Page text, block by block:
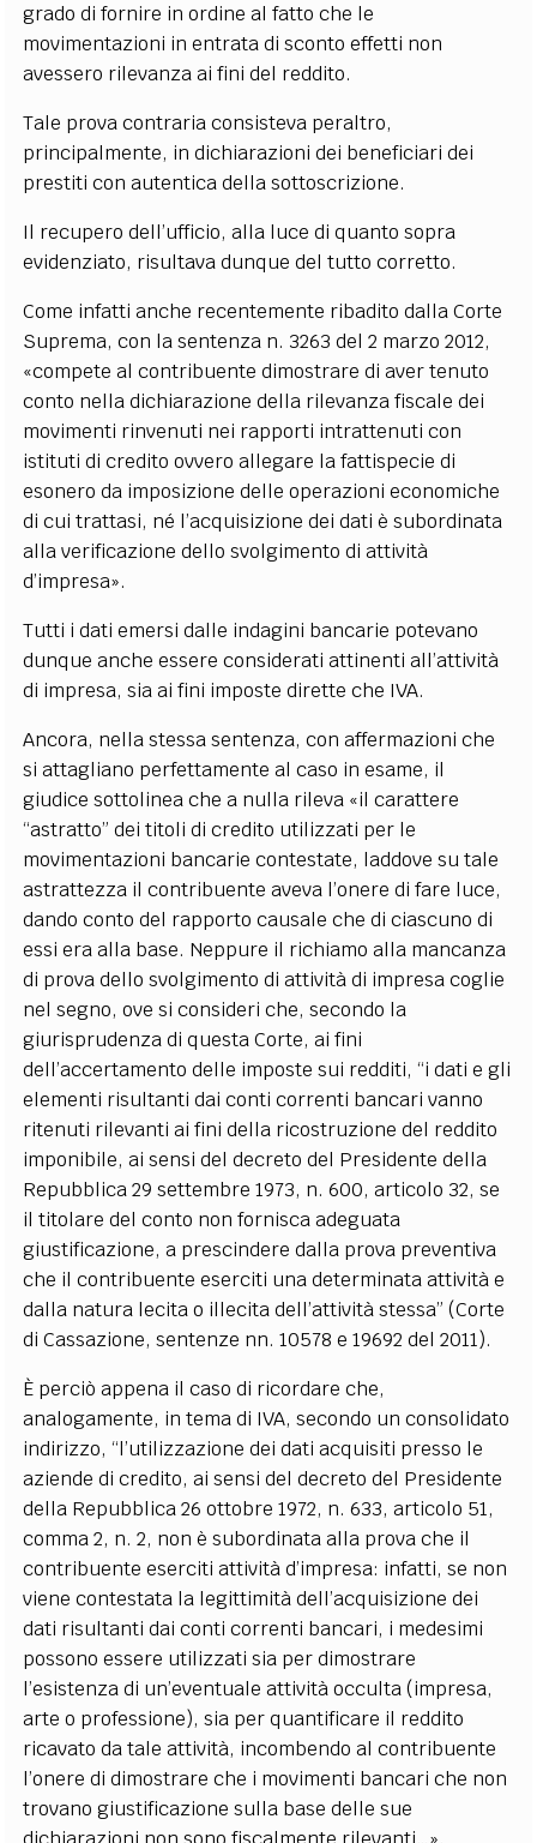
grado di fornire in ordine al fatto che le
movimentazioni in entrata di sconto effetti non
avessero rilevanza ai fini del reddito.
Tale prova contraria consisteva peraltro,
principalmente, in dichiarazioni dei beneficiari dei
prestiti con autentica della sottoscrizione.
Il recupero dell’ufficio, alla luce di quanto sopra
evidenziato, risultava dunque del tutto corretto.
Come infatti anche recentemente ribadito dalla Corte
Suprema, con la sentenza n. 3263 del 2 marzo 2012,
«compete al contribuente dimostrare di aver tenuto
conto nella dichiarazione della rilevanza fiscale dei
movimenti rinvenuti nei rapporti intrattenuti con
istituti di credito ovvero allegare la fattispecie di
esonero da imposizione delle operazioni economiche
di cui trattasi, né l’acquisizione dei dati è subordinata
alla verificazione dello svolgimento di attività
d’impresa».
Tutti i dati emersi dalle indagini bancarie potevano
dunque anche essere considerati attinenti all’attività
di impresa, sia ai fini imposte dirette che IVA.
Ancora, nella stessa sentenza, con affermazioni che
si attagliano perfettamente al caso in esame, il
giudice sottolinea che a nulla rileva «il carattere
“astratto” dei titoli di credito utilizzati per le
movimentazioni bancarie contestate, laddove su tale
astrattezza il contribuente aveva l’onere di fare luce,
dando conto del rapporto causale che di ciascuno di
essi era alla base. Neppure il richiamo alla mancanza
di prova dello svolgimento di attività di impresa coglie
nel segno, ove si consideri che, secondo la
giurisprudenza di questa Corte, ai fini
dell’accertamento delle imposte sui redditi, “i dati e gli
elementi risultanti dai conti correnti bancari vanno
ritenuti rilevanti ai fini della ricostruzione del reddito
imponibile, ai sensi del decreto del Presidente della
Repubblica 29 settembre 1973, n. 600, articolo 32, se
il titolare del conto non fornisca adeguata
giustificazione, a prescindere dalla prova preventiva
che il contribuente eserciti una determinata attività e
dalla natura lecita o illecita dell’attività stessa” (Corte
di Cassazione, sentenze nn. 10578 e 19692 del 2011).
È perciò appena il caso di ricordare che,
analogamente, in tema di IVA, secondo un consolidato
indirizzo, “l’utilizzazione dei dati acquisiti presso le
aziende di credito, ai sensi del decreto del Presidente
della Repubblica 26 ottobre 1972, n. 633, articolo 51,
comma 2, n. 2, non è subordinata alla prova che il
contribuente eserciti attività d’impresa: infatti, se non
viene contestata la legittimità dell’acquisizione dei
dati risultanti dai conti correnti bancari, i medesimi
possono essere utilizzati sia per dimostrare
l’esistenza di un’eventuale attività occulta (impresa,
arte o professione), sia per quantificare il reddito
ricavato da tale attività, incombendo al contribuente
l’onere di dimostrare che i movimenti bancari che non
trovano giustificazione sulla base delle sue